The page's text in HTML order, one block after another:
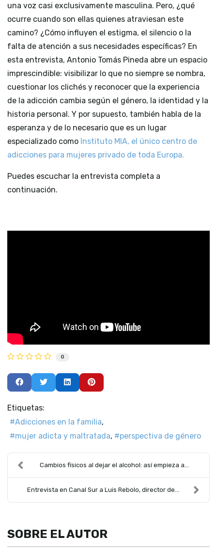
una voz casi exclusivamente masculina. Pero, ¿qué
ocurre cuando son ellas quienes atraviesan este
camino? ¿Cómo influyen el estigma, el silencio o la
falta de atención a sus necesidades específicas? En
esta entrevista, Antonio Tomás Pineda abre un espacio
imprescindible: visibilizar lo que no siempre se nombra,
cuestionar los clichés y reconocer que la experiencia
de la adicción cambia según el género, la identidad y la
historia personal. Y por supuesto, también habla de la
esperanza y de lo necesario que es un lugar
especializado como Instituto MIA, el único centro de
adicciones para mujeres privado de toda Europa.
Puedes escuchar la entrevista completa a
continuación.
0
Etiquetas:
Adicciones en la familia
mujer adicta y maltratada
perspectiva de género
Cambios físicos al dejar el alcohol: así empieza a...
Entrevista en Canal Sur a Luis Rebolo, director de...
SOBRE EL AUTOR